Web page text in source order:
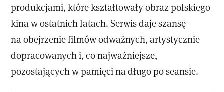
produkcjami, które kształtowały obraz polskiego
kina w ostatnich latach. Serwis daje szansę
na obejrzenie filmów odważnych, artystycznie
dopracowanych i, co najważniejsze,
pozostających w pamięci na długo po seansie.